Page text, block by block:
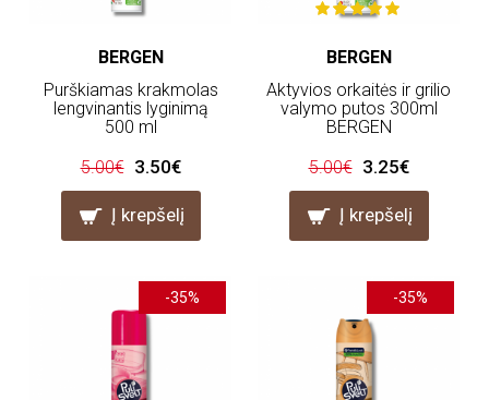
BERGEN
Purškiamas krakmolas
lengvinantis lyginimą
500 ml
5.00€ 3.50€
Į krepšelį
BERGEN
Aktyvios orkaitės ir grilio
valymo putos 300ml
BERGEN
5.00€ 3.25€
Į krepšelį
-35% -35%